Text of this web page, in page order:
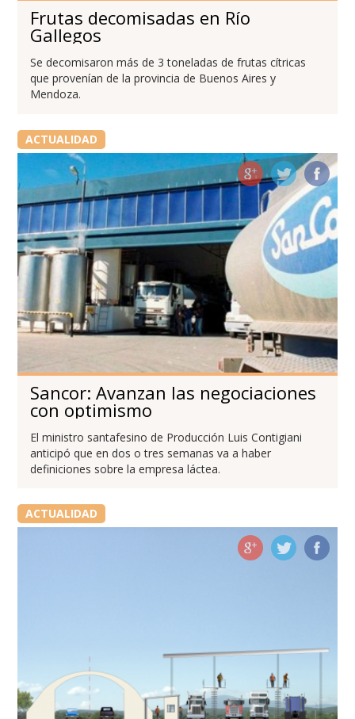
Frutas decomisadas en Río
Gallegos
Se decomisaron más de 3 toneladas de frutas cítricas
que provenían de la provincia de Buenos Aires y
Mendoza.
ACTUALIDAD
Sancor: Avanzan las negociaciones
con optimismo
El ministro santafesino de Producción Luis Contigiani
anticipó que en dos o tres semanas va a haber
definiciones sobre la empresa láctea.
ACTUALIDAD